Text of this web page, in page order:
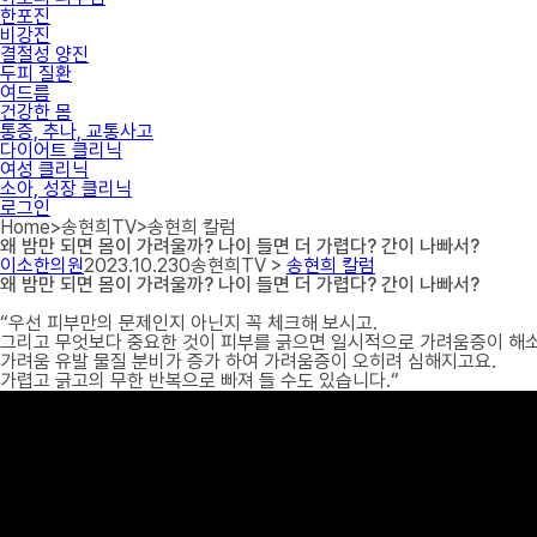
한포진
비강진
결절성 양진
두피 질환
여드름
건강한 몸
통증, 추나, 교통사고
다이어트 클리닉
여성 클리닉
소아, 성장 클리닉
로그인
Home>송현희TV>송현희 칼럼
왜 밤만 되면 몸이 가려울까? 나이 들면 더 가렵다? 간이 나빠서?
이소한의원2023.10.230송현희TV > 송현희 칼럼
왜 밤만 되면 몸이 가려울까? 나이 들면 더 가렵다? 간이 나빠서?
“우선 피부만의 문제인지 아닌지 꼭 체크해 보시고.
그리고 무엇보다 중요한 것이 피부를 긁으면 일시적으로 가려움증이 해
가려움 유발 물질 분비가 증가 하여 가려움증이 오히려 심해지고요.
가렵고 긁고의 무한 반복으로 빠져 들 수도 있습니다.“